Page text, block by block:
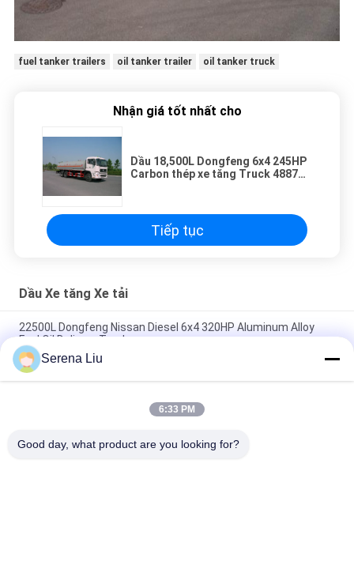
fuel tanker trailers oil tanker trailer oil tanker truck
Nhận giá tốt nhất cho
Dầu 18,500L Dongfeng 6x4 245HP
Carbon thép xe tăng Truck 4887
Tiếp tục
Dầu Xe tăng Xe tải
22500L Dongfeng Nissan Diesel 6x4 320HP Aluminum Alloy
Fuel Oil Delivery Truck
5,944 US Gallon 320HP Aluminum Alloy Oil Tank Truck with 6x4
DongFeng Nissan Diesel Chassis
Dongfeng 8x4 310HP Carbon thép Dầu thô giao thông vận tải
Serena Liu
6:33 PM
Good day, what product are you looking for?